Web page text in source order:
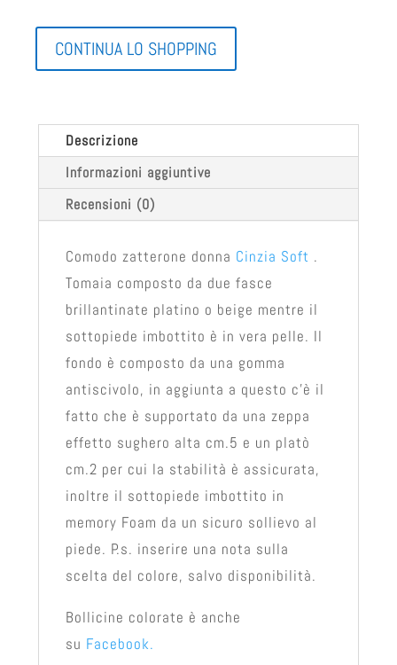
CONTINUA LO SHOPPING
Descrizione
Informazioni aggiuntive
Recensioni (0)
Comodo zatterone donna Cinzia Soft .
Tomaia composto da due fasce
brillantinate platino o beige mentre il
sottopiede imbottito è in vera pelle. Il
fondo è composto da una gomma
antiscivolo, in aggiunta a questo c’è il
fatto che è supportato da una zeppa
effetto sughero alta cm.5 e un platò
cm.2 per cui la stabilità è assicurata,
inoltre il sottopiede imbottito in
memory Foam da un sicuro sollievo al
piede. P.s. inserire una nota sulla
scelta del colore, salvo disponibilità.
Bollicine colorate è anche
su Facebook.